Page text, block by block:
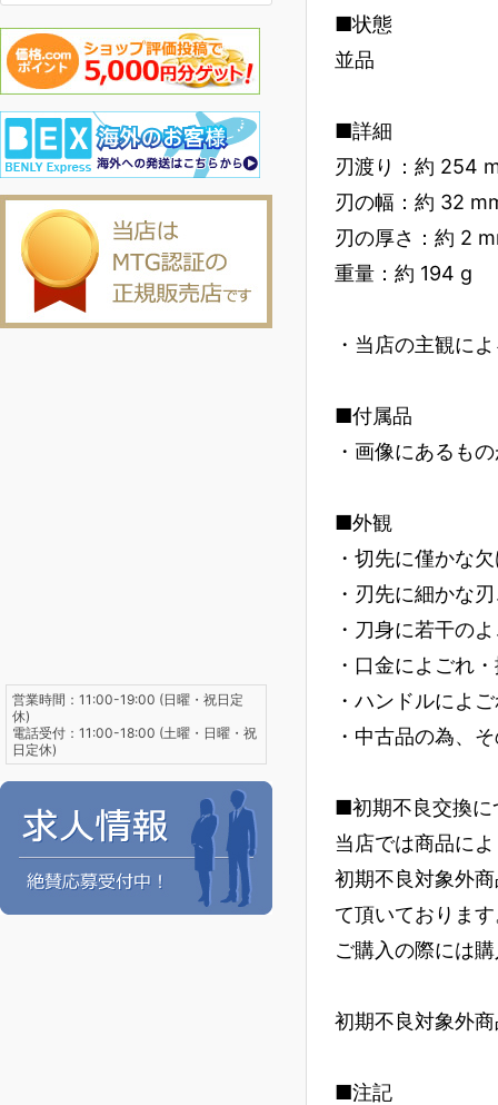
■状態
並品
■詳細
刃渡り：約 254
刃の幅：約 32
刃の厚さ：約 2
重量：約 194 g
・当店の主観に
■付属品
・画像にあるも
■外観
・切先に僅かな
・刃先に細かな
・刀身に若干の
・口金によごれ
・ハンドルによ
・中古品の為、
■初期不良交換に
当店では商品に
初期不良対象外
て頂いておりま
ご購入の際には
初期不良対象外
■注記
営業時間：11:00-19:00 (日曜・祝日定
休)
電話受付：11:00-18:00 (土曜・日曜・祝
日定休)